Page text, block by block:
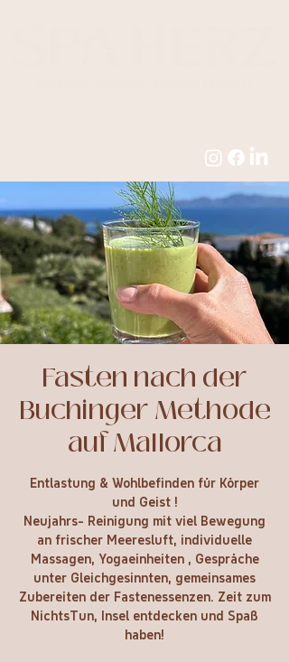
Fasten nach der
Buchinger Methode
auf Mallorca
Entlastung & Wohlbefinden für Körper
und Geist !
Neujahrs- Reinigung mit viel Bewegung
an frischer Meeresluft, individuelle
Massagen, Yogaeinheiten , Gespräche
unter Gleichgesinnten, gemeinsames
Zubereiten der Fastenessenzen. Zeit zum
NichtsTun, Insel entdecken und Spaß
haben!